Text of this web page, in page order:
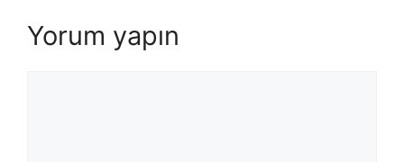
Yorum yapın